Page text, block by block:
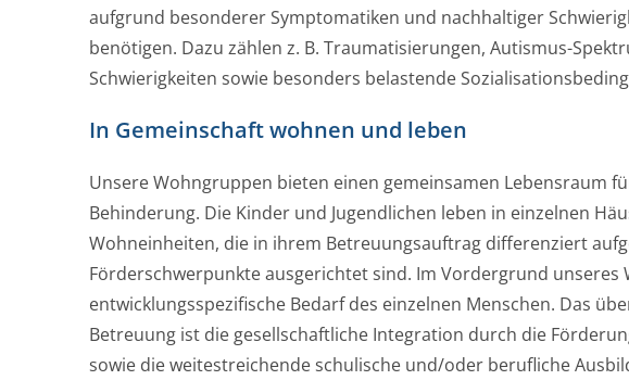
aufgrund besonderer Symptomatiken und nachhaltiger
benötigen. Dazu zählen z. B. Traumatisierungen, Autismus-
Schwierigkeiten sowie besonders belastende
In Gemeinschaft wohnen und leben
Unsere Wohngruppen bieten einen gemeinsamen Lebensraum
Behinderung. Die Kinder und Jugendlichen leben in einzelnen
Wohneinheiten, die in ihrem Betreuungsauftrag differenziert
Förderschwerpunkte ausgerichtet sind. Im Vordergrund
entwicklungsspezifische Bedarf des einzelnen Menschen. Das
Betreuung ist die gesellschaftliche Integration durch die
sowie die weitestreichende schulische und/oder berufliche